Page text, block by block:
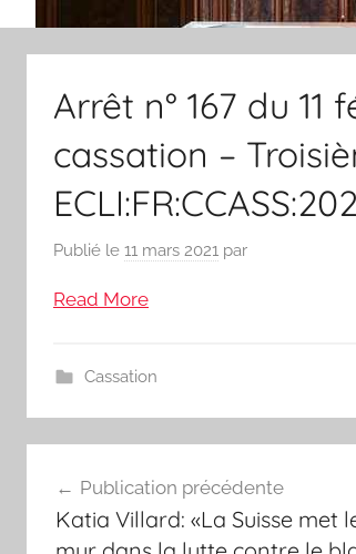
Arrêt n° 167 du 11
cassation –
Publié le 11 mars 2021 par
Read More
Cassation
de
l’article
Publication précédente
Katia Villard: «La Suisse met